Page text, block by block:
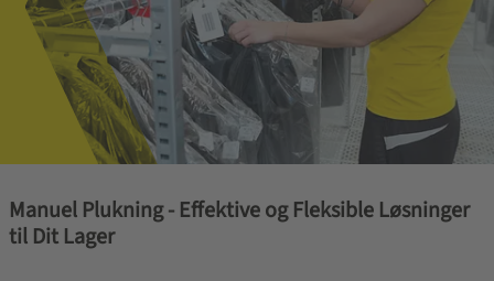
Manuel Plukning - Effektive og Fleksible Løsninger
til Dit Lager